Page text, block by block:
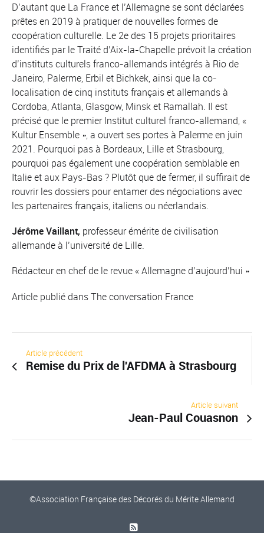
D’autant que La France et l’Allemagne se sont déclarées
prêtes en 2019 à pratiquer de nouvelles formes de
coopération culturelle. Le 2e des 15 projets prioritaires
identifiés par le Traité d’Aix-la-Chapelle prévoit la création
d’instituts culturels franco-allemands intégrés à Rio de
Janeiro, Palerme, Erbil et Bichkek, ainsi que la co-
localisation de cinq instituts français et allemands à
Cordoba, Atlanta, Glasgow, Minsk et Ramallah. Il est
précisé que le premier Institut culturel franco-allemand, «
Kultur Ensemble », a ouvert ses portes à Palerme en juin
2021. Pourquoi pas à Bordeaux, Lille et Strasbourg,
pourquoi pas également une coopération semblable en
Italie et aux Pays-Bas ? Plutôt que de fermer, il suffirait de
rouvrir les dossiers pour entamer des négociations avec
les partenaires français, italiens ou néerlandais.
Jérôme Vaillant, professeur émérite de civilisation
allemande à l’université de Lille.
Rédacteur en chef de le revue « Allemagne d’aujourd’hui »
Article publié dans The conversation France
Article précédent
Remise du Prix de l'AFDMA à Strasbourg
Article suivant
Jean-Paul Couasnon
©Association Française des Décorés du Mérite Allemand